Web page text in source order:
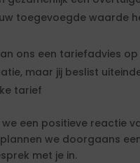
toegevoegde waarde
ons een tariefadvies
maar jij beslist
tarief
een positieve reactie
we doorgaans
met je in.